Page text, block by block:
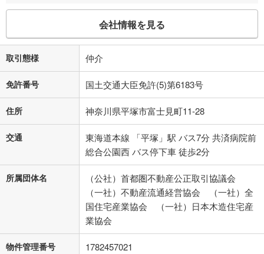
会社情報を見る
取引態様 仲介
免許番号 国土交通大臣免許(5)第6183号
住所 神奈川県平塚市富士見町11-28
交通
東海道本線 「平塚」駅 バス7分 共済病院前
総合公園西 バス停下車 徒歩2分
所属団体名
（公社）首都圏不動産公正取引協議会
（一社）不動産流通経営協会 （一社）全
国住宅産業協会 （一社）日本木造住宅産
業協会
物件管理番号 1782457021